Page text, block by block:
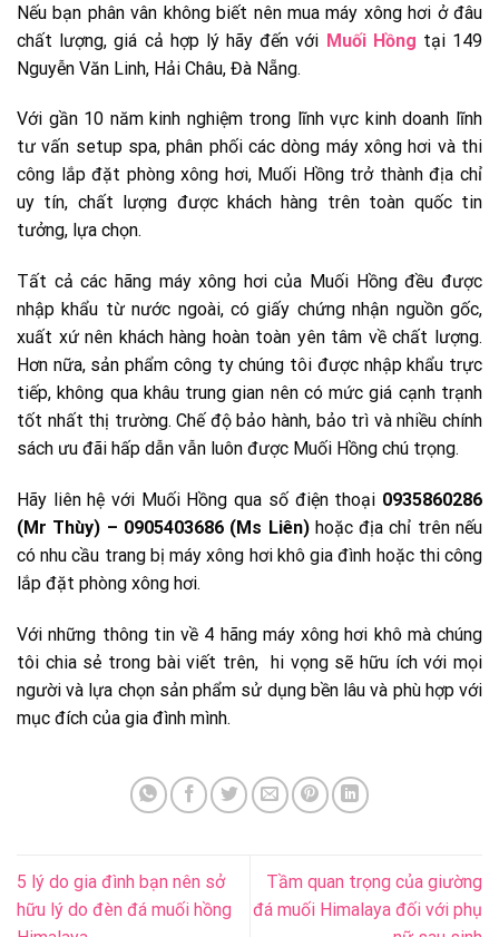
Nếu bạn phân vân không biết nên mua máy xông hơi ở đâu
chất lượng, giá cả hợp lý hãy đến với Muối Hồng tại 149
Nguyễn Văn Linh, Hải Châu, Đà Nẵng.
Với gần 10 năm kinh nghiệm trong lĩnh vực kinh doanh lĩnh
tư vấn setup spa, phân phối các dòng máy xông hơi và thi
công lắp đặt phòng xông hơi, Muối Hồng trở thành địa chỉ
uy tín, chất lượng được khách hàng trên toàn quốc tin
tưởng, lựa chọn.
Tất cả các hãng máy xông hơi của Muối Hồng đều được
nhập khẩu từ nước ngoài, có giấy chứng nhận nguồn gốc,
xuất xứ nên khách hàng hoàn toàn yên tâm về chất lượng.
Hơn nữa, sản phẩm công ty chúng tôi được nhập khẩu trực
tiếp, không qua khâu trung gian nên có mức giá cạnh trạnh
tốt nhất thị trường. Chế độ bảo hành, bảo trì và nhiều chính
sách ưu đãi hấp dẫn vẫn luôn được Muối Hồng chú trọng.
Hãy liên hệ với Muối Hồng qua số điện thoại 0935860286
(Mr Thùy) – 0905403686 (Ms Liên)hoặc địa chỉ trên nếu
có nhu cầu trang bị máy xông hơi khô gia đình hoặc thi công
lắp đặt phòng xông hơi.
Với những thông tin về 4 hãng máy xông hơi khô mà chúng
tôi chia sẻ trong bài viết trên, hi vọng sẽ hữu ích với mọi
người và lựa chọn sản phẩm sử dụng bền lâu và phù hợp với
mục đích của gia đình mình.
5 lý do gia đình bạn nên sở
hữu lý do đèn đá muối hồng
Tầm quan trọng của giường
đá muối Himalaya đối với phụ